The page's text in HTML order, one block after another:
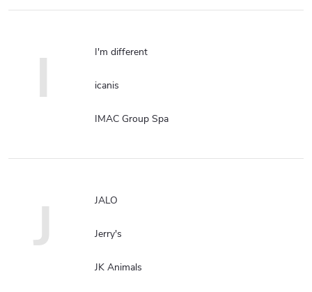
I I'm different
icanis
IMAC Group Spa
J JALO
Jerry's
JK Animals